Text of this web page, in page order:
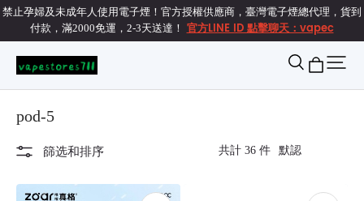
禁止孕婦及未成年人使用電子煙！官方授權供應商，臺灣電子煙總代理，貨到
付款，滿2000免運，2-3天送達！ 官方LINE ID 點擊聊天：vapec
pod-5
篩选和排序 共計 36 件